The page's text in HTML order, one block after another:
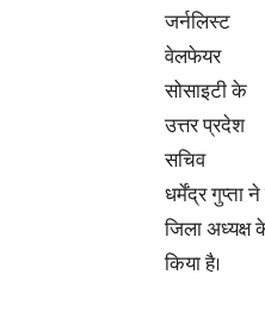
जर्नलिस्ट
वेलफेयर
सोसाइटी के
उत्तर प्रदेश
सचिव
धर्मेंद्र गुप्ता
जिला अध्यक्ष
किया है।